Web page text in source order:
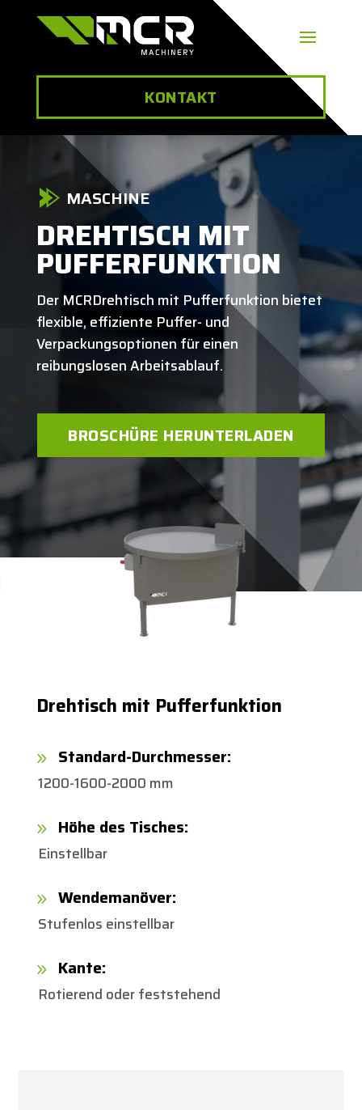
KONTAKT
MASCHINE
DREHTISCH MIT
PUFFERFUNKTION
Der MCRDrehtisch mit Pufferfunktion bietet
flexible, effiziente Puffer- und
Verpackungsoptionen für einen
reibungslosen Arbeitsablauf.
BROSCHÜRE HERUNTERLADEN
Drehtisch mit Pufferfunktion
9 Standard-Durchmesser:
1200-1600-2000 mm
9 Höhe des Tisches:
Einstellbar
9 Wendemanöver:
Stufenlos einstellbar
9 Kante:
Rotierend oder feststehend